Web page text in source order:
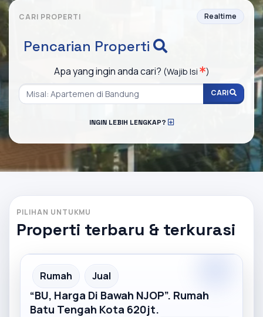
CARI PROPERTI Realtime
Pencarian Properti
Apa yang ingin anda cari? (Wajib Isi )
CARI
INGIN LEBIH LENGKAP?
PILIHAN UNTUKMU
Properti terbaru & terkurasi
Partner Ad
Rumah Jual
“BU, Harga Di Bawah NJOP”. Rumah
Batu Tengah Kota 620jt.